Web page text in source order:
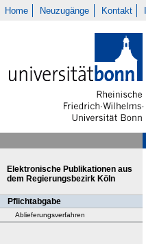
Home Neuzugänge Kontakt
Elektronische Publikationen aus
dem Regierungsbezirk Köln
Pflichtabgabe
Ablieferungsverfahren